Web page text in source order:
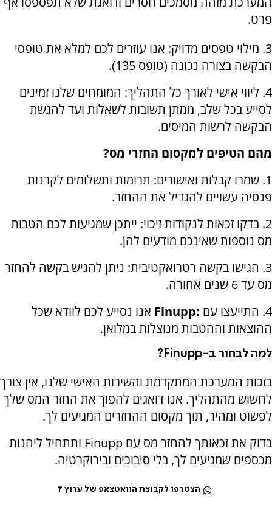
פרט.
3. מילוי טפסים מדויק: אנו עוזרים לכם למלא את טופסי
הבקשה בצורה נכונה (טופס 135).
4. ליווי אישי לאורך כל התהליך: המומחים שלנו זמינים
לסייע בכל שלב, ממתן תשובות לשאלות ועד להגשת
הבקשה לרשות המיסים.
מהם הטיפים למקסום החזרי מס?
1. שמרו קבלות ואישורים: תרומות ותשלומים לקרנות
פנסיה עשויים להגדיל את ההחזר.
2. בדקו זכאות לנקודות זיכוי: ייתכן שמגיעות לכם הטבות
מס נוספות שאינכם מודעים להן.
3. הגישו בקשה רטרואקטיבית: ניתן להגיש בקשה להחזר
מס עד 6 שנים אחורה.
4. התייעצו עם
Finupp: אנו נסייע לכם לוודא שכל
ההוצאות וההטבות מנוצלות במלואן.
למה לבחור ב-Finupp
?
בזכות המערכת המתקדמת והשירות האישי שלנו, אין צורך
לחשוש מהתהליך. אנו דואגים להפוך את החזר המס שלך
לפשוט ומהיר, תוך מקסום ההחזרים המגיעים לך.
בדוק את זכאותך להחזר מס עם Finupp ותתחיל ליהנות
מכספים שמגיעים לך, בלי סיבוכים ובירוקרטיה.
הצטרפו לקבוצת הוואטצאפ של ערוץ 7